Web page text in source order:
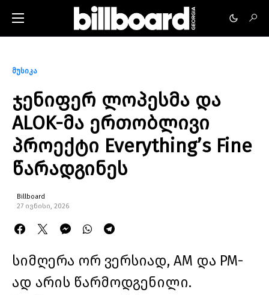
მუსიკა
ჯენიფერ ლოპესმა და
ALOK-მა ერთობლივი
პროექტი Everything’s Fine
წარადგინეს
Billboard
27 ივნისი, 2026
სიმღერა ორ ვერსიად, AM და PM-
ად არის წარმოდგენილი.